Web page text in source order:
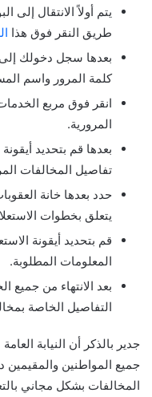
يتم أولاً الانتقال إلى
طريق النقر فوق هذا
بعدها سجل دخولك
كلمة المرور واسم
انقر فوق مربع
المرورية.
بعدها قم بتحديد
تفاصيل المخالفات
حدد بعدها خانة
يتعلق بخطوات
قم بتحديد أيقونة
المعلومات المطلوبة.
بعد الانتهاء من
التفاصيل الخاصة
جدير بالذكر أن النيابة
جميع المواطنين
المخالفات بشكل مجاني